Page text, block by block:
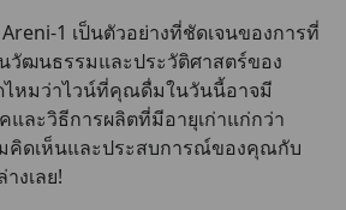
Areni-1 เป็นตัวอย่างที่ชัดเจนของการที่
ฒนธรรมและประวัติศาสตร์ของ
หมว่าไวน์ที่คุณดื่มในวันนี้อาจมี
และวิธีการผลิตที่มีอายุเก่าแก่กว่า
คิดเห็นและประสบการณ์ของคุณกับ
งเลย!